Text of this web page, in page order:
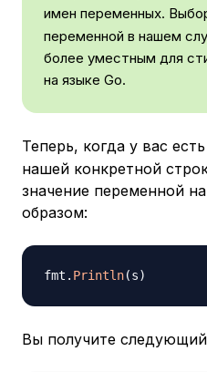
имен переменных.
переменной в нашем
более уместным для
на языке Go.
Теперь, когда у вас
нашей конкретной
значение переменной
образом:
fmt . Println(s)
Вы получите